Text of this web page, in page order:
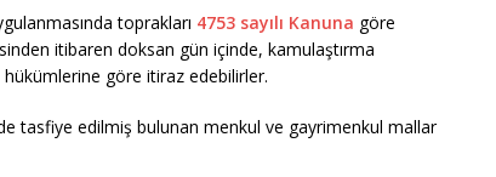
toprakları 4753 sayılı Kanuna göre
itibaren doksan gün içinde, kamulaştırma
göre itiraz edebilirler.
tasfiye edilmiş bulunan menkul ve gayrimenkul mallar